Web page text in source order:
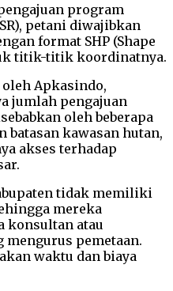
program
petani diwajibkan
format SHP (Shape
titik-titik koordinatnya.
Apkasindo,
jumlah pengajuan
oleh beberapa
batasan kawasan hutan,
akses terhadap
tidak memiliki
mereka
konsultan atau
mengurus pemetaan.
waktu dan biaya